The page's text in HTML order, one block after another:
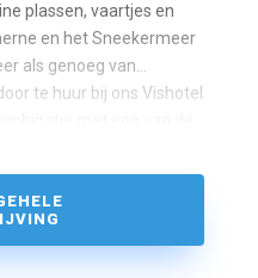
plassen, vaartjes en
en het Sneekermeer
als genoeg van…
te huur bij ons Vishotel